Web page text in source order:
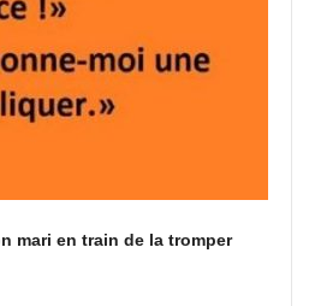
mari en train de la tromper